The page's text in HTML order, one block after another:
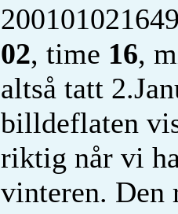
02, time 16,
altså tatt
billdeflaten
riktig når vi
vinteren. Den